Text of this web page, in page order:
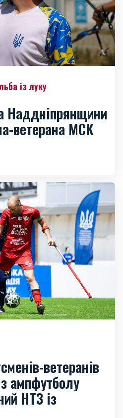
із луку
Наддніпрянщини
ветерана МСК
ветеранів
ампфутболу
НТЗ із